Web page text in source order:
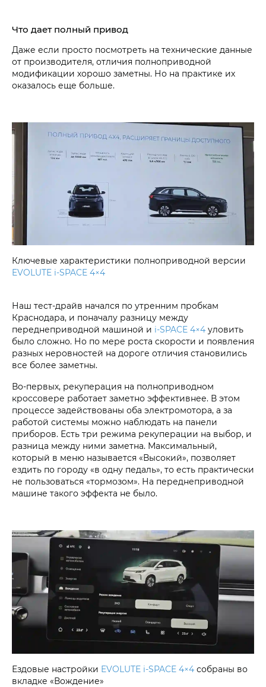
Что дает полный привод
Даже если просто посмотреть на технические данные
от производителя, отличия полноприводной
модификации хорошо заметны. Но на практике их
оказалось еще больше.
Ключевые характеристики полноприводной версии
EVOLUTE i‑SPACE 4×4
Наш тест-драйв начался по утренним пробкам
Краснодара, и поначалу разницу между
переднеприводной машиной и i‑SPACE 4×4 уловить
было сложно. Но по мере роста скорости и появления
разных неровностей на дороге отличия становились
все более заметны.
Во-первых, рекуперация на полноприводном
кроссовере работает заметно эффективнее. В этом
процессе задействованы оба электромотора, а за
работой системы можно наблюдать на панели
приборов. Есть три режима рекуперации на выбор, и
разница между ними заметна. Максимальный,
который в меню называется «Высокий», позволяет
ездить по городу «в одну педаль», то есть практически
не пользоваться «тормозом». На переднеприводной
машине такого эффекта не было.
Ездовые настройки EVOLUTE i‑SPACE 4×4 собраны во
вкладке «Вождение»